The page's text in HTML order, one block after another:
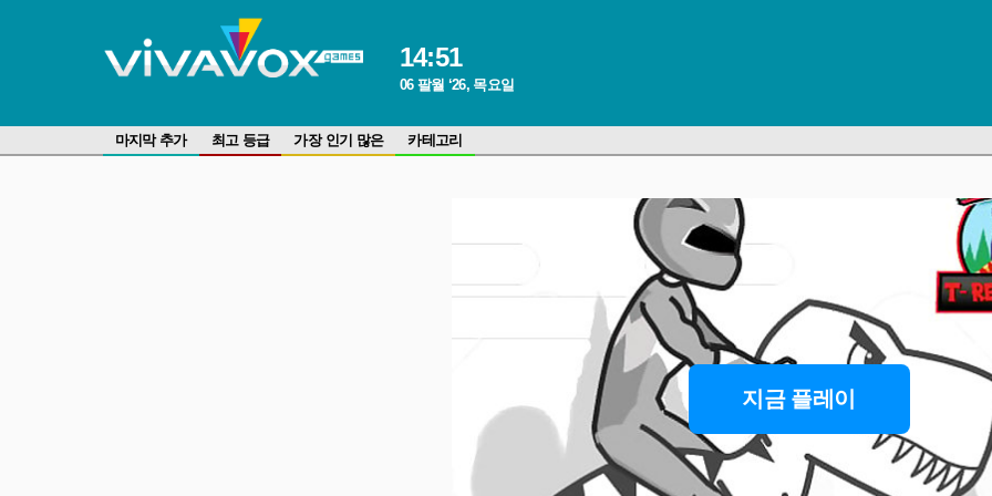
14:51
06 팔월 ‘26, 목요일
마지막 추가 최고 등급 가장 인기 많은 카테고리
지금 플레이